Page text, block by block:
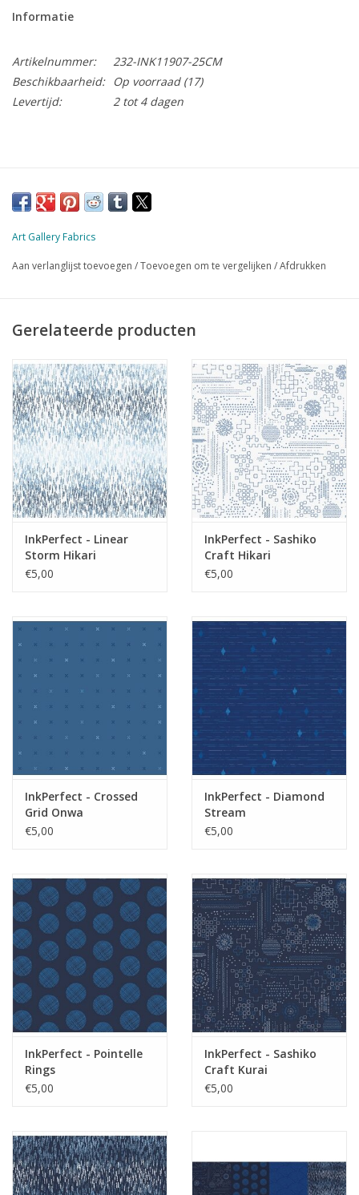
Informatie
Artikelnummer:
232-INK11907-25CM
Beschikbaarheid:
Op voorraad(17)
Levertijd:
2 tot 4 dagen
Art Gallery Fabrics
Aan verlanglijst toevoegen /Toevoegen om te vergelijken /Afdrukken
Gerelateerde producten
InkPerfect - Linear
Storm Hikari
€5,00
InkPerfect - Sashiko
Craft Hikari
€5,00
InkPerfect - Crossed
Grid Onwa
€5,00
InkPerfect - Diamond
Stream
€5,00
InkPerfect - Pointelle
Rings
€5,00
InkPerfect - Sashiko
Craft Kurai
€5,00